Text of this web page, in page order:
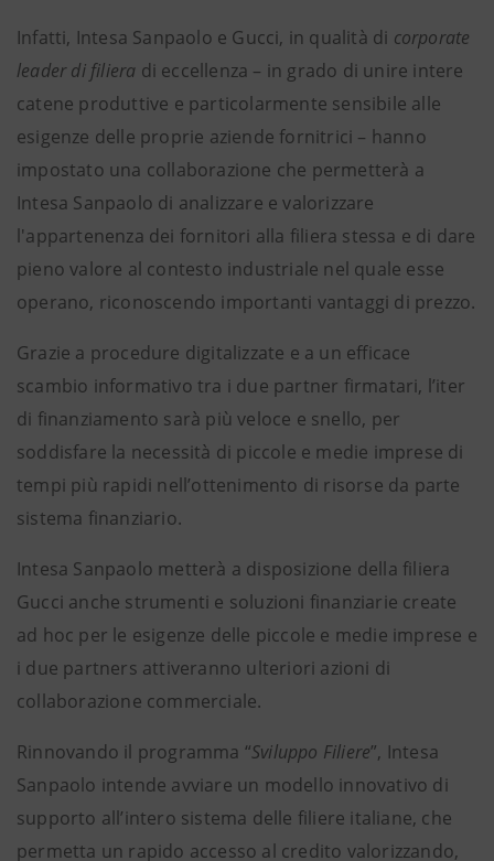
Infatti, Intesa Sanpaolo e Gucci, in qualità di corporate
leader di filiera di eccellenza – in grado di unire intere
catene produttive e particolarmente sensibile alle
esigenze delle proprie aziende fornitrici – hanno
impostato una collaborazione che permetterà a
Intesa Sanpaolo di analizzare e valorizzare
l'appartenenza dei fornitori alla filiera stessa e di dare
pieno valore al contesto industriale nel quale esse
operano, riconoscendo importanti vantaggi di prezzo.
Grazie a procedure digitalizzate e a un efficace
scambio informativo tra i due partner firmatari, l’iter
di finanziamento sarà più veloce e snello, per
soddisfare la necessità di piccole e medie imprese di
tempi più rapidi nell’ottenimento di risorse da parte
sistema finanziario.
Intesa Sanpaolo metterà a disposizione della filiera
Gucci anche strumenti e soluzioni finanziarie create
ad hoc per le esigenze delle piccole e medie imprese e
i due partners attiveranno ulteriori azioni di
collaborazione commerciale.
Rinnovando il programma “Sviluppo Filiere”, Intesa
Sanpaolo intende avviare un modello innovativo di
supporto all’intero sistema delle filiere italiane, che
permetta un rapido accesso al credito valorizzando,